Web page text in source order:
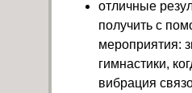
отличные
получить с
мероприятия:
гимнастики,
вибрация